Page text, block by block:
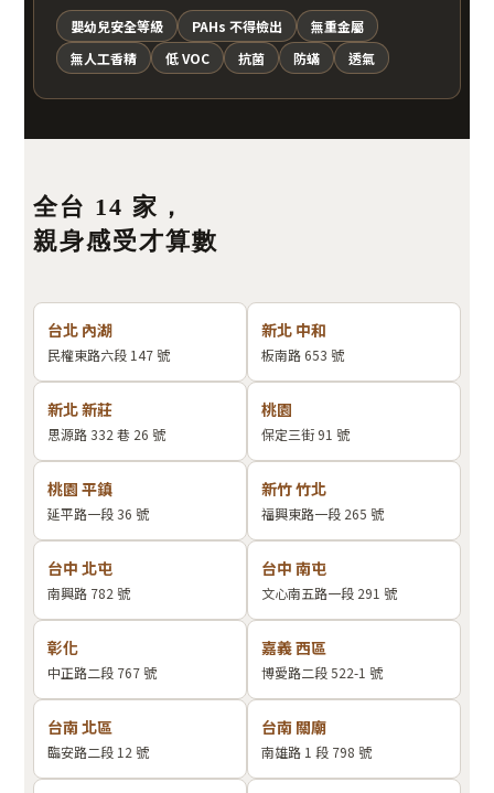
嬰幼兒安全等級 PAHs 不得檢出
無重金屬
無人工香精
低 VOC 抗菌 防蟎 透氣
全台 14 家，
親身感受才算數
台北 內湖
民權東路六段 147 號
新北 中和
板南路 653 號
新北 新莊
思源路 332 巷 26 號
桃園
保定三街 91 號
桃園 平鎮
延平路一段 36 號
新竹 竹北
福興東路一段 265 號
台中 北屯
南興路 782 號
台中 南屯
文心南五路一段 291 號
彰化
中正路二段 767 號
嘉義 西區
博愛路二段 522-1 號
台南 北區
臨安路二段 12 號
台南 關廟
南雄路 1 段 798 號